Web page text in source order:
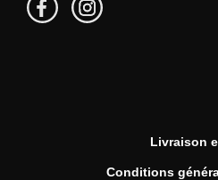
Livraison
Conditions